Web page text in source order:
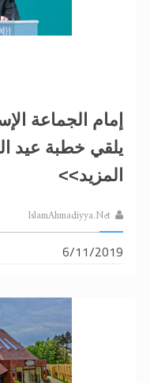
إمام الجماعة
يلقي خطبة عيد
المزيد>>
IslamAhmadiyya.Net
6/11/2019